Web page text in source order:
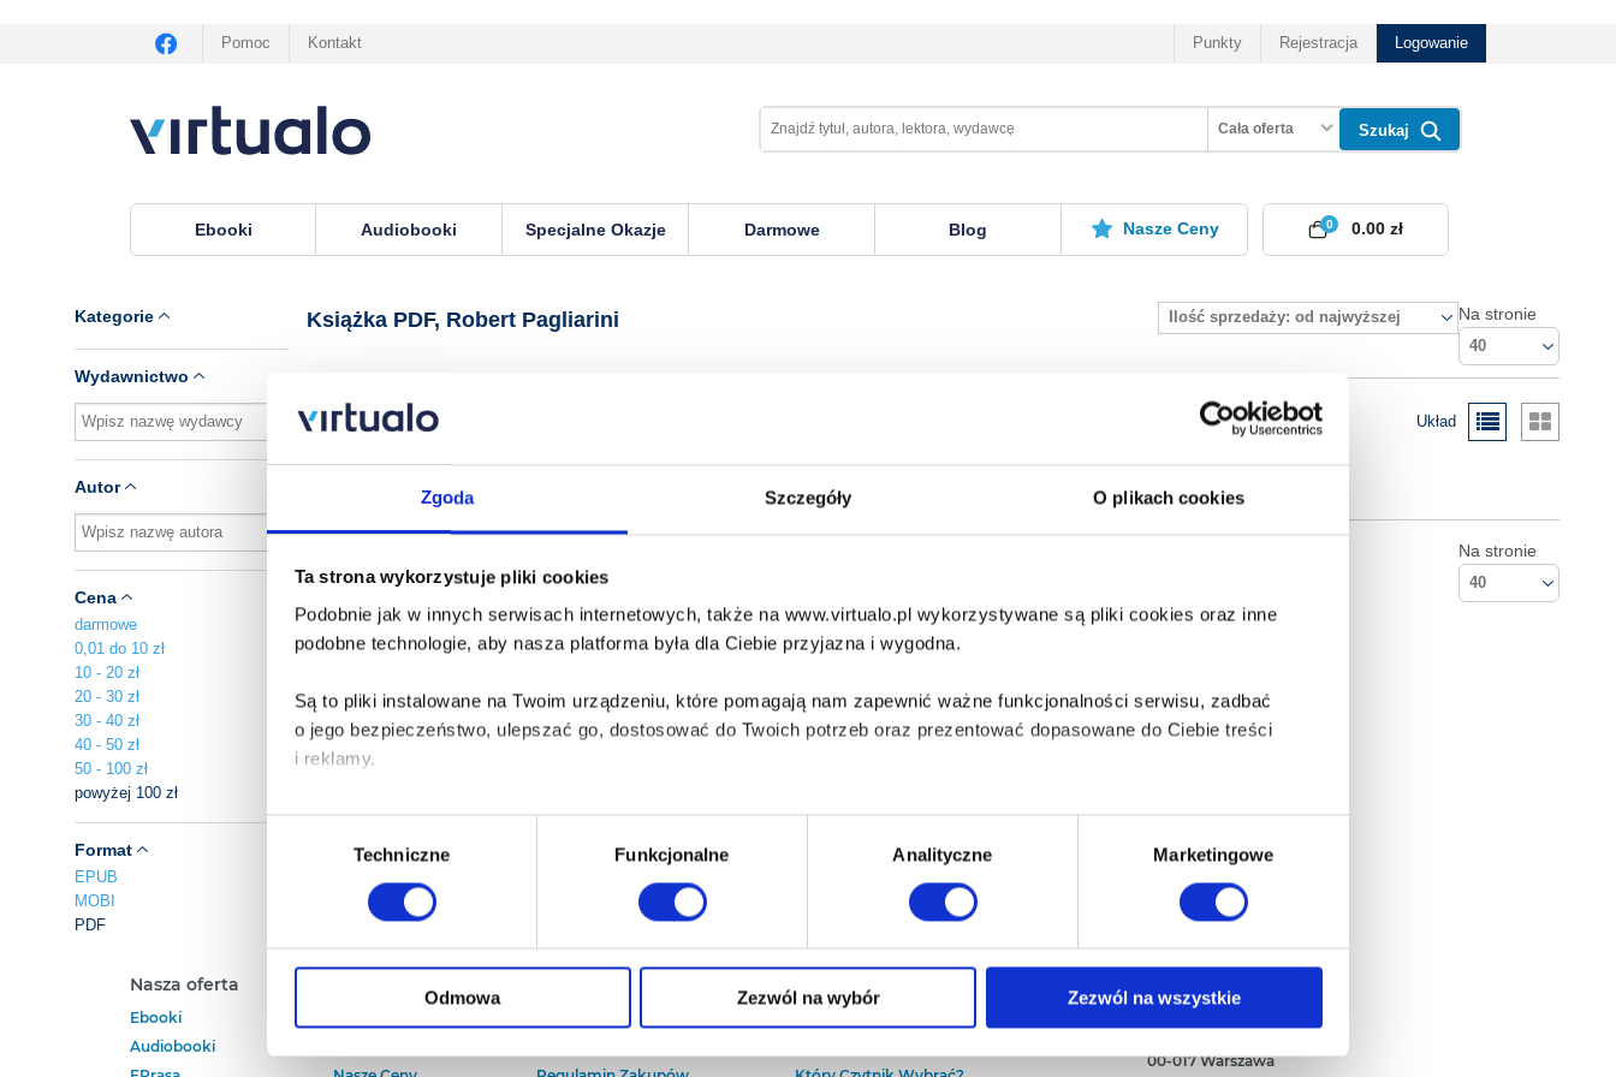
Zgoda Szczegóły O plikach cookies
Ta strona wykorzystuje pliki cookies
Podobnie jak w innych serwisach internetowych, także na www.virtualo.pl wykorzystywane są pliki cookies oraz inne
podobne technologie, aby nasza platforma była dla Ciebie przyjazna i wygodna.
Są to pliki instalowane na Twoim urządzeniu, które pomagają nam zapewnić ważne funkcjonalności serwisu, zadbać
o jego bezpieczeństwo, ulepszać go, dostosować do Twoich potrzeb oraz prezentować dopasowane do Ciebie treści
i reklamy.
Poza plikami, które są nam niezbędne do prawidłowego i bezpiecznego działania serwisu - są także takie, które wymagają
Twojej zgody.
Każda udzielona zgoda poprawi Twoje doświadczenia jeśli jesteś naszym Użytkownikiem.
Wybór
Techniczne Funkcjonalne Analityczne Marketingowe
Odmowa Zezwól na wybór Zezwól na wszystkie
Pomoc Kontakt Punkty Rejestracja Logowanie
Cała oferta Szukaj
Ebooki Audiobooki Specjalne Okazje Darmowe Blog Nasze Ceny 0
0.00 zł
Kategorie
Wydawnictwo
Autor
Cena
darmowe
0,01 do 10 zł
10 - 20 zł
20 - 30 zł
30 - 40 zł
40 - 50 zł
50 - 100 zł
powyżej 100 zł
Format
EPUB
MOBI
PDF
Książka PDF, Robert Pagliarini Ilość sprzedaży: od najwyższej Na stronie
40
Układ
Na stronie
40
Nasza oferta
Ebooki
Audiobooki
Baza wiedzy
Empik S.A
00-017 Warszawa